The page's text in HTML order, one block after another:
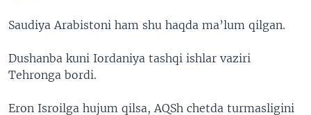
Saudiya Arabistoni ham shu haqda ma’lum qilgan.
Dushanba kuni Iordaniya tashqi ishlar vaziri
Tehronga bordi.
Eron Isroilga hujum qilsa, AQSh chetda turmasligini